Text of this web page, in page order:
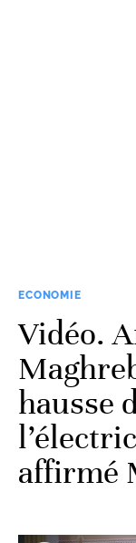
ECONOMIE
Vidéo.
hausse
affirmé